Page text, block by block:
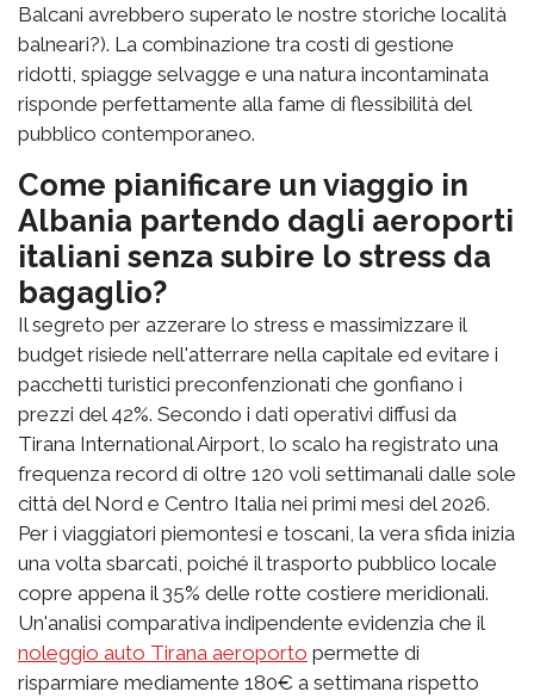
Balcani avrebbero superato le nostre storiche località
balneari?). La combinazione tra costi di gestione
ridotti, spiagge selvagge e una natura incontaminata
risponde perfettamente alla fame di flessibilità del
pubblico contemporaneo.
Come pianificare un viaggio in
Albania partendo dagli aeroporti
italiani senza subire lo stress da
bagaglio?
Il segreto per azzerare lo stress e massimizzare il
budget risiede nell'atterrare nella capitale ed evitare i
pacchetti turistici preconfenzionati che gonfiano i
prezzi del 42%. Secondo i dati operativi diffusi da
Tirana International Airport, lo scalo ha registrato una
frequenza record di oltre 120 voli settimanali dalle sole
città del Nord e Centro Italia nei primi mesi del 2026.
Per i viaggiatori piemontesi e toscani, la vera sfida inizia
una volta sbarcati, poiché il trasporto pubblico locale
copre appena il 35% delle rotte costiere meridionali.
Un'analisi comparativa indipendente evidenzia che il
noleggio auto Tirana aeroporto permette di
risparmiare mediamente 180€ a settimana rispetto